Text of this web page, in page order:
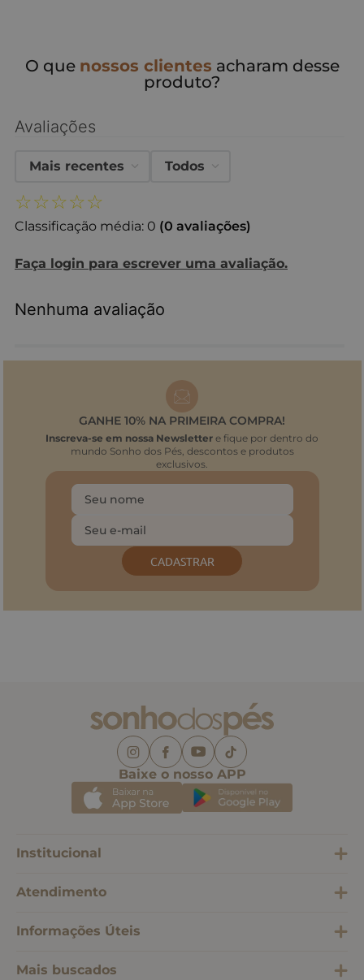
O que nossos clientes acharam desse
produto?
Avaliações
☆☆☆☆☆
Classificação média: 0 (0 avaliações)
Faça login para escrever uma avaliação.
Mais recentes Todos
Nenhuma avaliação
GANHE 10% NA PRIMEIRA COMPRA!
Inscreva-se em nossa Newsletter e fique por dentro do
mundo Sonho dos Pés, descontos e produtos
exclusivos.
CADASTRAR
Baixe o nosso APP
Institucional
Atendimento
Informações Úteis
Mais buscados